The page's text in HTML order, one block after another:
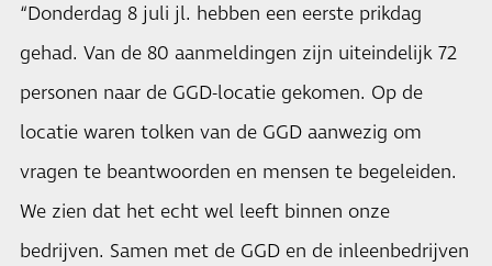
“Donderdag 8 juli jl. hebben een eerste prikdag
gehad. Van de 80 aanmeldingen zijn uiteindelijk 72
personen naar de GGD-locatie gekomen. Op de
locatie waren tolken van de GGD aanwezig om
vragen te beantwoorden en mensen te begeleiden.
We zien dat het echt wel leeft binnen onze
bedrijven. Samen met de GGD en de inleenbedrijven